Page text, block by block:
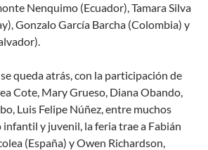
Nenquimo (Ecuador), Tamara Silva
Gonzalo García Barcha (Colombia) y
queda atrás, con la participación de
Cote, Mary Grueso, Diana Obando,
Luis Felipe Núñez, entre muchos
y juvenil, la feria trae a Fabián
(España) y Owen Richardson,